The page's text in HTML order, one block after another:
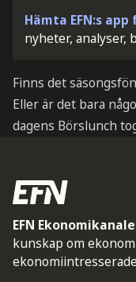
Hämta EFN:s
nyheter, analyser,
Finns det
Eller är det bara
dagens Börslunch
EFN
kunskap om